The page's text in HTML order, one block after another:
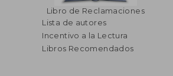
45%
$ 23.52
Libro de Reclamaciones
Lista de autores
Incentivo a la Lectura
Libros Recomendados